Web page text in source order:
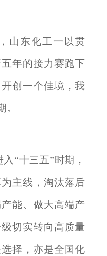
山东化工一以贯
年的接力赛跑下
创一个佳境，我
。
“十三五”时期，
主线，淘汰落后
能、做大高端产
切实转向高质量
择，亦是全国化